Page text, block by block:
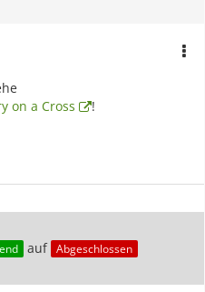
on a Cross !
auf Abgeschlossen